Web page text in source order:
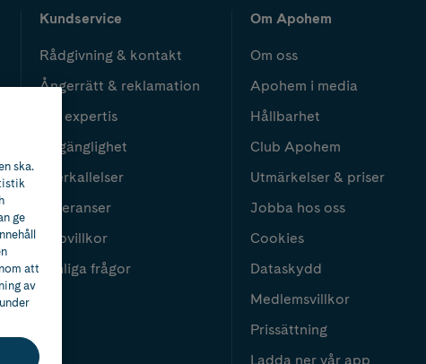
Kundservice
Rådgivning & kontakt
Ångerrätt & reklamation
Vår expertis
Tillgänglighet
Återkallelser
Leveranser
Köpvillkor
Vanliga frågor
Om Apohem
Om oss
Apohem i media
Hållbarhet
Club Apohem
Utmärkelser & priser
Jobba hos oss
Cookies
Dataskydd
Medlemsvillkor
Prissättning
Ladda ner vår app
ska.
ge
att
av